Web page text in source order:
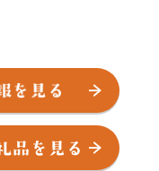
8年熊本地震」により
げます。
よりお祈りいたします。
部地域への配送が停止